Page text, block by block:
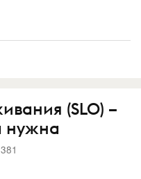
(SLO) –
нужна
381